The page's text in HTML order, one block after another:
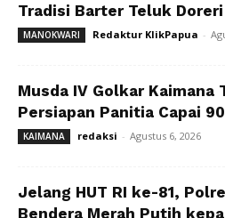
Tradisi Barter Teluk
MANOKWARI Redaktur KlikPapua -
Musda IV Golkar Kaimana
Persiapan Panitia Capai
KAIMANA redaksi - Agustus 6, 2026
Jelang HUT RI ke-81,
Bendera Merah Putih